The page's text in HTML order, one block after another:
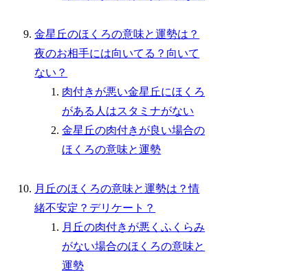
金星丘のほくろの意味と運勢は？
夜のお相手には向いてる？向いて
ない？
肉付きが悪い金星丘にほくろ
がある人はスタミナがない
金星丘の肉付きが良い場合の
ほくろの意味と運勢
月丘のほくろの意味と運勢は？情
緒不安定？デリケート？
月丘の肉付きが悪くふくらみ
がない場合のほくろの意味と
運勢